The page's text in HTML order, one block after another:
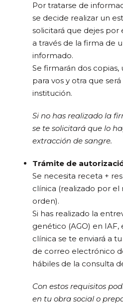
Por tratarse de
se decide realizar un
solicitará que dejes
a través de la firma de
informado.
Se firmarán dos
para vos y otra que
institución.
Si no has realizado la
se te solicitará que lo
extracción de sangre.
Trámite de
Se necesita receta +
clínica (realizado por
orden).
Si has realizado la
genético (AGO) en
clínica se te enviará a
de correo electrónico
hábiles de la consulta
Con estos requisitos
en tu obra social o